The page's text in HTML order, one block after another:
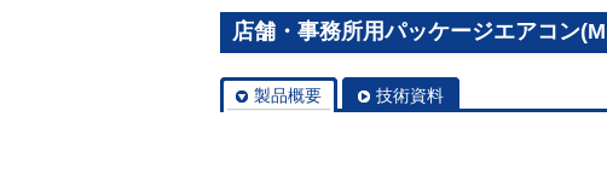
店舗・事務所用パッケージエアコン
製品概要 技術資料